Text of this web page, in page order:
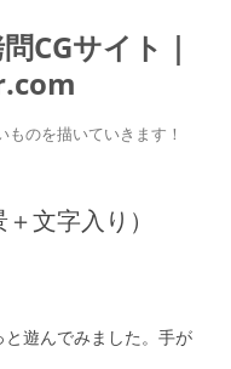
CGサイト｜
のを描いていきます！
文字入り）
遊んでみました。手が